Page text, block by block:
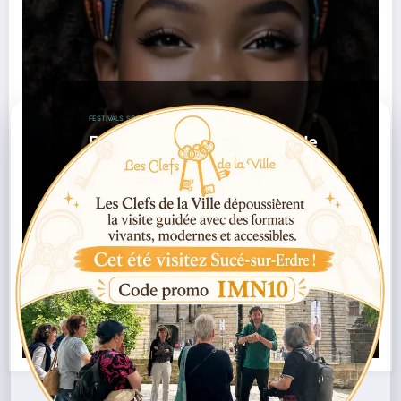
FESTIVALS SORTIES / AGENDA
Festival Dress Code : la mode
afro-contemporaine s’invite à
Cosmopolis à Nantes
12/03/2026 Bogolan,Cosmopolis,Culture
Africaine,Festival Nantes,Kenté ,Mode Africaine
Wax
Lire la suite